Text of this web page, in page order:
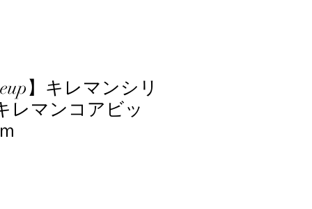
】キレマンシリ
レマンコアビッ